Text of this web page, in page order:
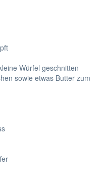
Würfel geschnitten
sowie etwas Butter zum